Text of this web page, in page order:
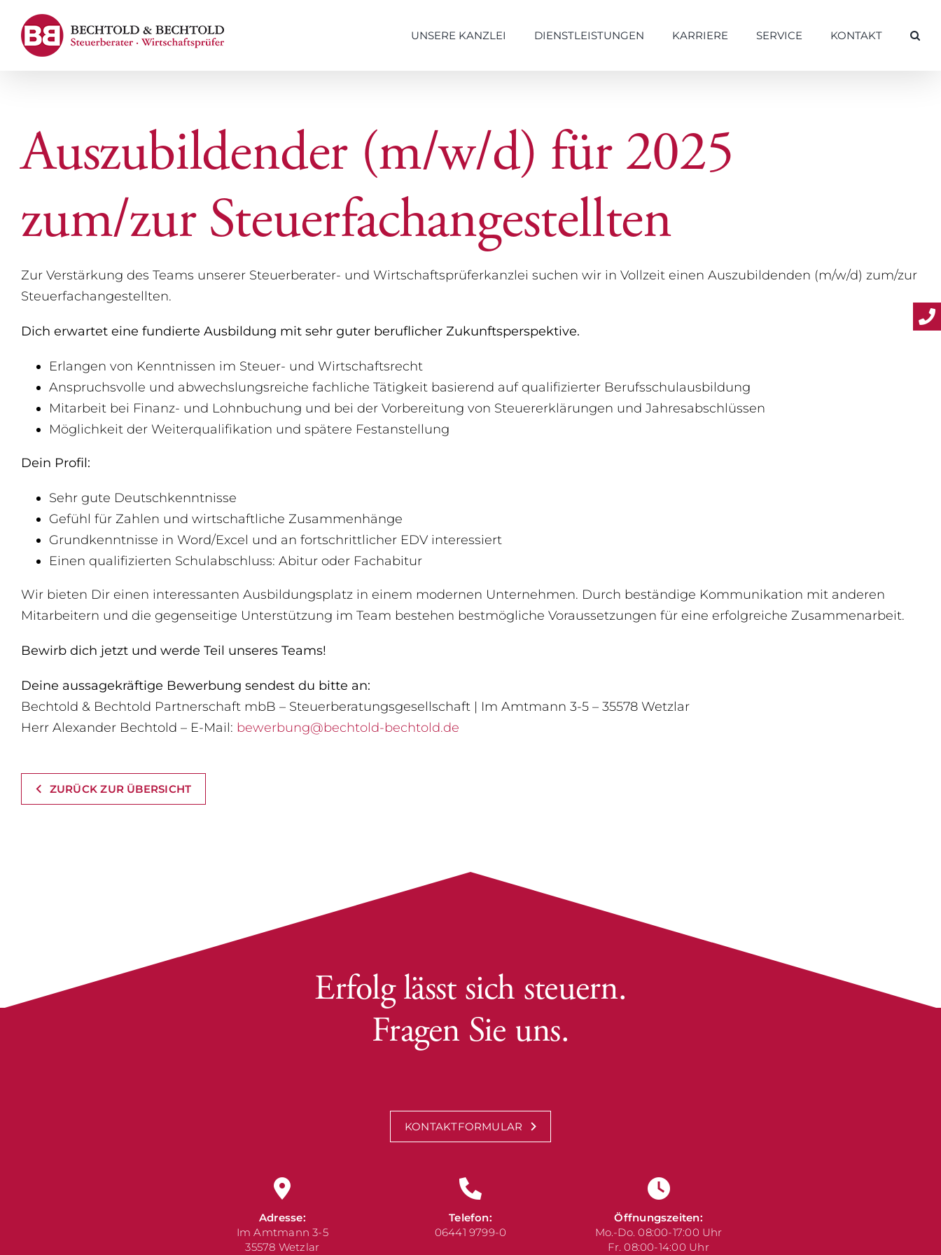
Inhalt
springen
UNSERE KANZLEI DIENSTLEISTUNGEN KARRIERE SERVICE KONTAKT
Auszubildender (m/w/d) für 2025
zum/zur Steuerfachangestellten
Zur Verstärkung des Teams unserer Steuerberater- und Wirtschaftsprüferkanzlei suchen wir in Vollzeit einen Auszubildenden (m/w/d) zum/zur
Steuerfachangestellten.
Dich erwartet eine fundierte Ausbildung mit sehr guter beruflicher Zukunftsperspektive.
Erlangen von Kenntnissen im Steuer- und Wirtschaftsrecht
Anspruchsvolle und abwechslungsreiche fachliche Tätigkeit basierend auf qualifizierter Berufsschulausbildung
Mitarbeit bei Finanz- und Lohnbuchung und bei der Vorbereitung von Steuererklärungen und Jahresabschlüssen
Möglichkeit der Weiterqualifikation und spätere Festanstellung
Dein Profil:
Sehr gute Deutschkenntnisse
Gefühl für Zahlen und wirtschaftliche Zusammenhänge
Grundkenntnisse in Word/Excel und an fortschrittlicher EDV interessiert
Einen qualifizierten Schulabschluss: Abitur oder Fachabitur
Wir bieten Dir einen interessanten Ausbildungsplatz in einem modernen Unternehmen. Durch beständige Kommunikation mit anderen
Mitarbeitern und die gegenseitige Unterstützung im Team bestehen bestmögliche Voraussetzungen für eine erfolgreiche Zusammenarbeit.
Bewirb dich jetzt und werde Teil unseres Teams!
Deine aussagekräftige Bewerbung sendest du bitte an:
Bechtold & Bechtold Partnerschaft mbB – Steuerberatungsgesellschaft | Im Amtmann 3-5 – 35578 Wetzlar
Herr Alexander Bechtold – E-Mail: bewerbung@bechtold-bechtold.de
ZURÜCK ZUR ÜBERSICHT
Erfolg lässt sich steuern.
Fragen Sie uns.
KONTAKTFORMULAR
Adresse:
Im Amtmann 3-5
35578 Wetzlar
Telefon:
06441 9799-0
Öffnungszeiten:
Mo.-Do. 08:00-17:00 Uhr
Fr. 08:00-14:00 Uhr